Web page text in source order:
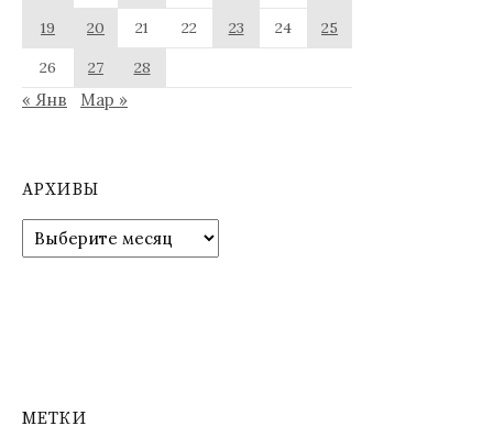
19
20 21 22 23 24
25
26
27 28
« Янв Мар »
АРХИВЫ
Архивы
МЕТКИ